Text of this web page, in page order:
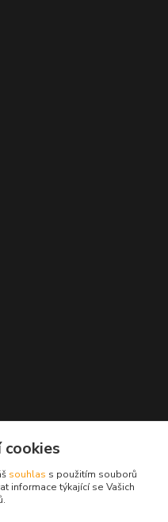
cookies
souhlas s použitím souborů
informace týkající se Vašich